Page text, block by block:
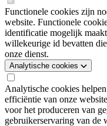
Functionele cookies zijn
website. Functionele
identificatie mogelijk
willekeurige id bevatten
onze dienst.
Analytische cookies
Analytische cookies
efficiëntie van onze
voor het produceren van
gebruikerservaring van de